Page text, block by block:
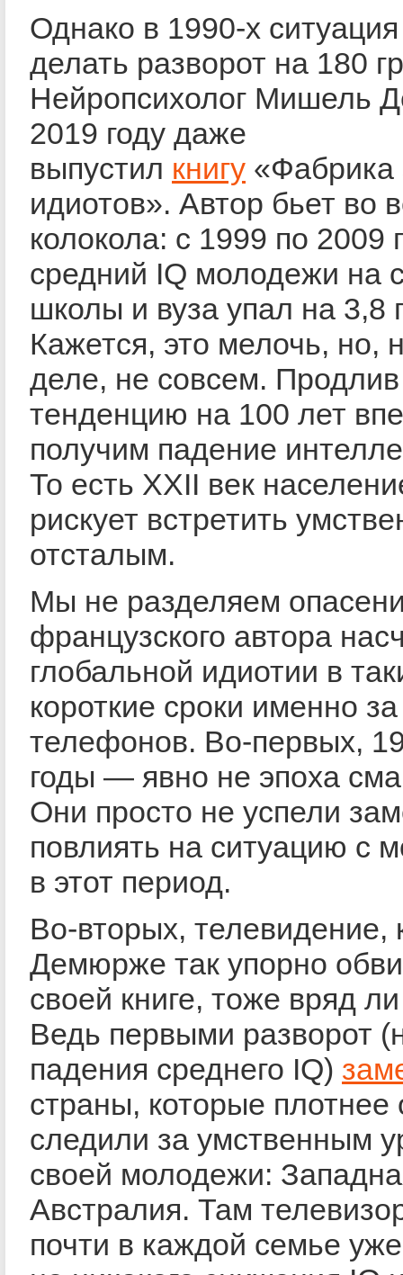
Однако в 1990-х
делать разворот на 180
Нейропсихолог Мишель
2019 году даже
выпустил книгу «Фабрика
идиотов». Автор бьет во
колокола: с 1999 по 2009
средний IQ молодежи на
школы и вуза упал на 3,8
Кажется, это мелочь, но,
деле, не совсем. Продлив
тенденцию на 100 лет
получим падение
То есть XXII век
рискует встретить
отсталым.
Мы не разделяем
французского автора
глобальной идиотии в
короткие сроки именно за
телефонов. Во-первых,
годы — явно не эпоха
Они просто не успели
повлиять на ситуацию с
в этот период.
Во-вторых, телевидение,
Демюрже так упорно
своей книге, тоже вряд
Ведь первыми разворот
падения среднего IQ)
страны, которые плотнее
следили за умственным
своей молодежи:
Австралия. Там
почти в каждой семье